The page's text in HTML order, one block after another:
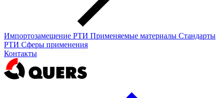
Импортозамещение РТИ Применяемые материалы Стандарты
РТИ Сферы применения
Контакты